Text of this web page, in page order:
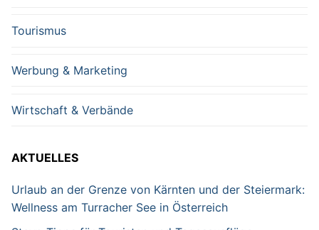
Tourismus
Werbung & Marketing
Wirtschaft & Verbände
AKTUELLES
Urlaub an der Grenze von Kärnten und der Steiermark:
Wellness am Turracher See in Österreich